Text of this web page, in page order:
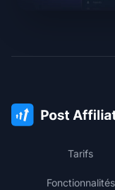
Tarifs
Fonctionnalités